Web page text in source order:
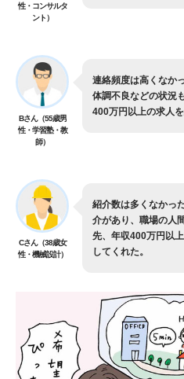
性・コンサルタ
ント）
Bさん（55歳男
性・学習塾・教
師）
連絡頻度は高くなか
体調不良などの状況
400万円以上の求人
Cさん（38歳女
性・機械設計）
紹介数は多くなかっ
介があり、職場の人
先、年収400万円以
してくれた。